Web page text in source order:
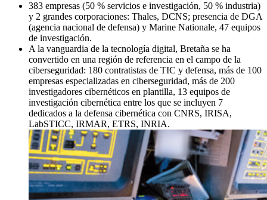
383 empresas (50 % servicios e investigación, 50 % industria)
y 2 grandes corporaciones: Thales, DCNS; presencia de DGA
(agencia nacional de defensa) y Marine Nationale, 47 equipos
de investigación.
A la vanguardia de la tecnología digital, Bretaña se ha
convertido en una región de referencia en el campo de la
ciberseguridad: 180 contratistas de TIC y defensa, más de 100
empresas especializadas en ciberseguridad, más de 200
investigadores cibernéticos en plantilla, 13 equipos de
investigación cibernética entre los que se incluyen 7
dedicados a la defensa cibernética con CNRS, IRISA,
LabSTICC, IRMAR, ETRS, INRIA.